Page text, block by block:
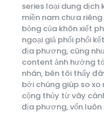
series loại dung dịch
miền nam chưa
bỏng của khôn xiết
ngoại giả phối phối
địa phương, cũng
content ảnh hưởng
nhân, bên tôi thấy
bởi chúng giúp so
cộng thủy từ vây
địa phương, vốn